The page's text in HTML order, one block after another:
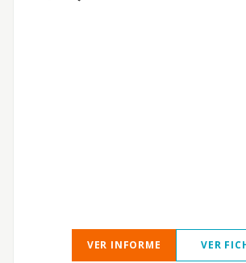
VER INFORME VER